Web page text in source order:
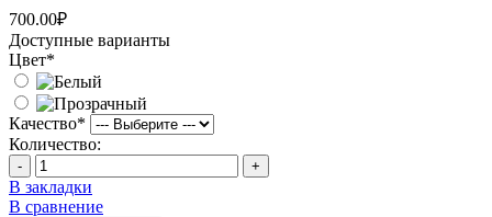
700.00₽
Доступные варианты
Цвет*
Качество*
Количество:
- +
В закладки
В сравнение